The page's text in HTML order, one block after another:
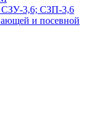
СЗУ-3,6; СЗП-3,6
и посевной